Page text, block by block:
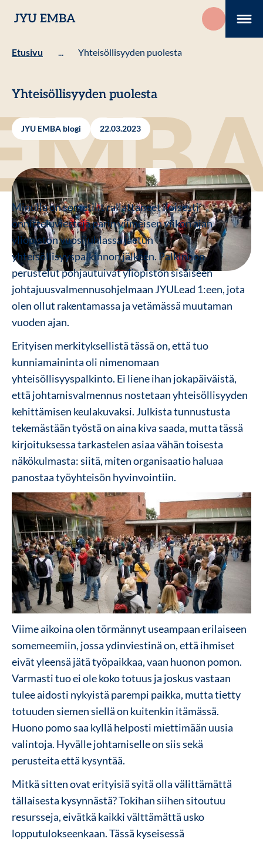
sisältöön
JYU EMBA
Etusivu ... Yhteisöllisyyden puolesta
Yhteisöllisyyden puolesta
JYU EMBA blogi 22.03.2023
Minulla on sometilit rallattaneet iloisesti
onnitteluviestejä parin viimeisen viikon ajan
yliopiston vuosijuhlassa jaetun
yhteisöllisyyspalkinnon jälkeen. Palkinnon
perustelut pohjautuivat yliopiston sisäiseen
johtajuusvalmennusohjelmaan JYULead 1:een, jota
olen ollut rakentamassa ja vetämässä muutaman
vuoden ajan.
Erityisen merkityksellistä tässä on, että tuo
kunniamaininta oli nimenomaan
yhteisöllisyyspalkinto. Ei liene ihan jokapäiväistä,
että johtamisvalmennus nostetaan yhteisöllisyyden
kehittämisen keulakuvaksi. Julkista tunnustusta
tekemästään työstä on aina kiva saada, mutta tässä
kirjoituksessa tarkastelen asiaa vähän toisesta
näkökulmasta: siitä, miten organisaatio haluaa
panostaa työyhteisön hyvinvointiin.
Viime aikoina olen törmännyt useampaan erilaiseen
somemeemiin, jossa ydinviestinä on, että ihmiset
eivät yleensä jätä työpaikkaa, vaan huonon pomon.
Varmasti tuo ei ole koko totuus ja joskus vastaan
tulee aidosti nykyistä parempi paikka, mutta tietty
totuuden siemen siellä on kuitenkin itämässä.
Huono pomo saa kyllä helposti miettimään uusia
valintoja. Hyvälle johtamiselle on siis sekä
perusteita että kysyntää.
Mitkä sitten ovat erityisiä syitä olla välittämättä
tällaisesta kysynnästä? Tokihan siihen sitoutuu
resursseja, eivätkä kaikki välttämättä usko
lopputulokseenkaan. Tässä kyseisessä